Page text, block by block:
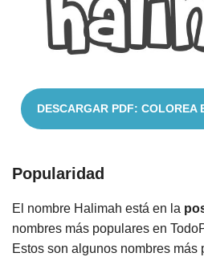
DESCARGAR PDF: COLOREA
Popularidad
El nombre Halimah está en la
nombres más populares en
Estos son algunos nombres más